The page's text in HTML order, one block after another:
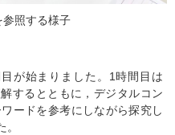
照する様子
が始まりました。1時間目は
するとともに，デジタルコン
ードを参考にしながら探究し